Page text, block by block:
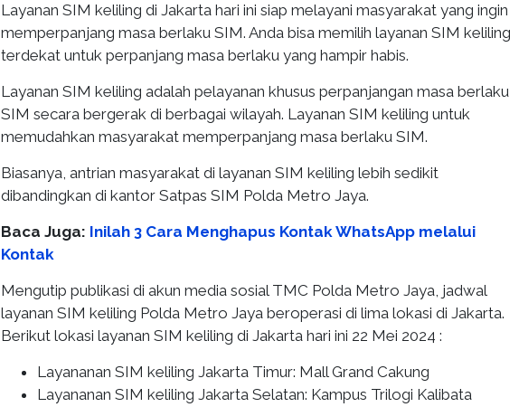
Layanan SIM keliling di Jakarta hari ini siap melayani masyarakat yang ingin
memperpanjang masa berlaku SIM. Anda bisa memilih layanan SIM keliling
terdekat untuk perpanjang masa berlaku yang hampir habis.
Layanan SIM keliling adalah pelayanan khusus perpanjangan masa berlaku
SIM secara bergerak di berbagai wilayah. Layanan SIM keliling untuk
memudahkan masyarakat memperpanjang masa berlaku SIM.
Biasanya, antrian masyarakat di layanan SIM keliling lebih sedikit
dibandingkan di kantor Satpas SIM Polda Metro Jaya.
Baca Juga: Inilah 3 Cara Menghapus Kontak WhatsApp melalui
Kontak
Mengutip publikasi di akun media sosial TMC Polda Metro Jaya, jadwal
layanan SIM keliling Polda Metro Jaya beroperasi di lima lokasi di Jakarta.
Berikut lokasi layanan SIM keliling di Jakarta hari ini 22 Mei 2024 :
Layananan SIM keliling Jakarta Timur: Mall Grand Cakung
Layananan SIM keliling Jakarta Selatan: Kampus Trilogi Kalibata